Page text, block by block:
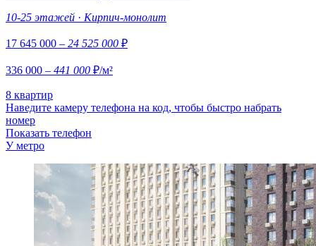
10-25 этажей · Кирпич-монолит
17 645 000 – 24 525 000 ₽
336 000 – 441 000 ₽/м²
8 квартир
Наведите камеру телефона на код, чтобы быстро набрать
номер
Показать телефон
У метро